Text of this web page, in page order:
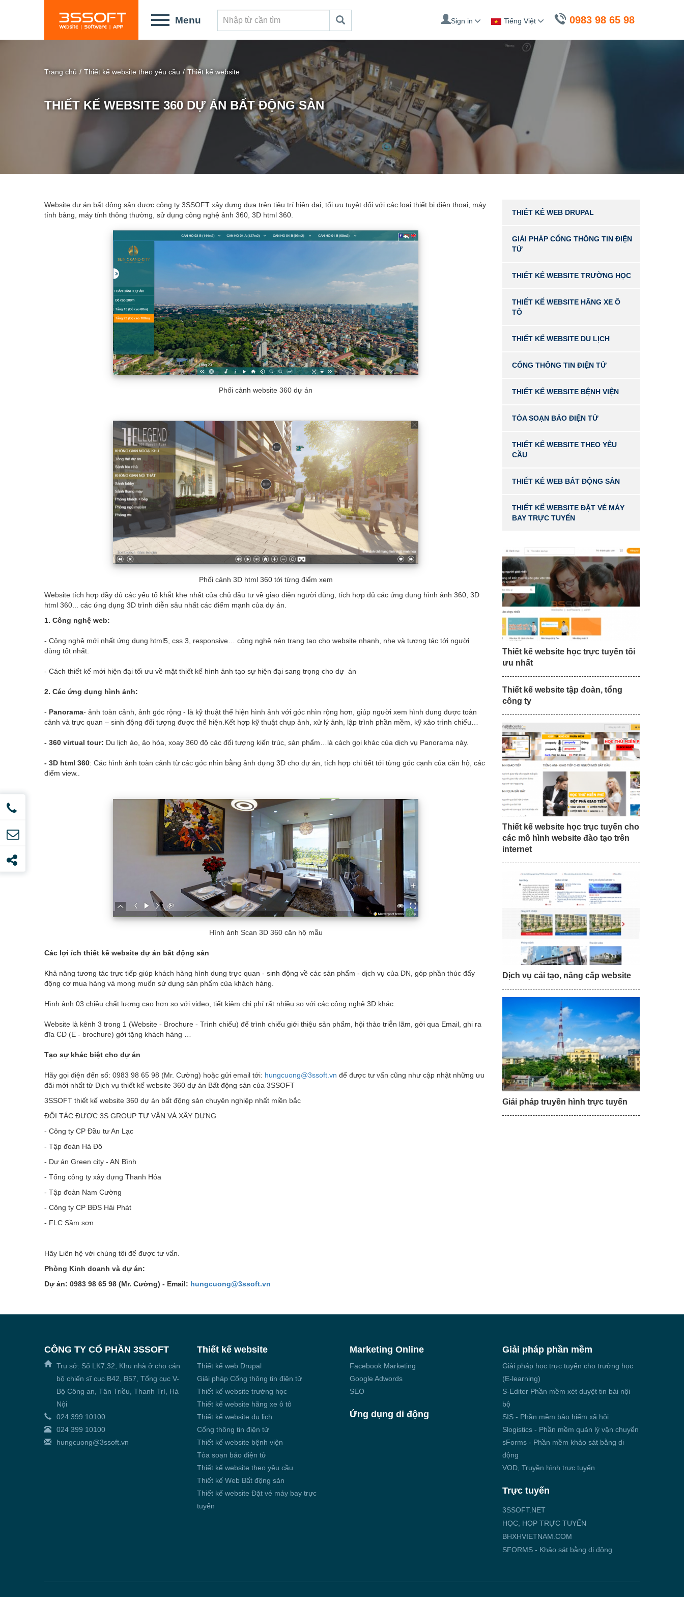
Menu Sign in Tiếng Việt 0983 98 65 98
THIẾT KẾ WEBSITE 360 DỰ ÁN BẤT ĐỘNG SẢN
Trang chủ / Thiết kế website theo yêu cầu / Thiết kế website
You
Website dự án bất động sản được công ty 3SSOFT xây dựng dựa trên tiêu trí hiện đại, tối ưu tuyệt đối với các loại thiết bị điện thoại, máy
tính bảng, máy tính thông thường, sử dụng công nghệ ảnh 360, 3D html 360.
Phối cảnh website 360 dự án
Phối cảnh 3D html 360 tới từng điểm xem
Website tích hợp đầy đủ các yếu tố khắt khe nhất của chủ đầu tư về giao diện người dùng, tích hợp đủ các ứng dụng hình ảnh 360, 3D
html 360... các ứng dụng 3D trình diễn sâu nhất các điểm mạnh của dự án.
1. Công nghệ web:
- Công nghệ mới nhất ứng dụng html5, css 3, responsive… công nghệ nén trang tạo cho website nhanh, nhẹ và tương tác tới người
dùng tốt nhất.
- Cách thiết kế mới hiện đại tối ưu về mặt thiết kế hình ảnh tạo sự hiện đại sang trọng cho dự án
2. Các ứng dụng hình ảnh:
- Panorama- ảnh toàn cảnh, ảnh góc rộng - là kỹ thuật thể hiện hình ảnh với góc nhìn rộng hơn, giúp người xem hình dung được toàn
cảnh và trực quan – sinh động đối tượng được thể hiện.Kết hợp kỹ thuật chụp ảnh, xử lý ảnh, lập trình phần mềm, kỹ xảo trình chiếu…
- 360 virtual tour: Du lịch ảo, ảo hóa, xoay 360 độ các đối tượng kiến trúc, sản phẩm…là cách gọi khác của dịch vụ Panorama này.
- 3D html 360: Các hình ảnh toàn cảnh từ các góc nhìn bằng ảnh dựng 3D cho dự án, tích hợp chi tiết tới từng góc cạnh của căn hộ, các
điểm view..
Hình ảnh Scan 3D 360 căn hộ mẫu
Các lợi ích thiết kế website dự án bất động sản
Khả năng tương tác trực tiếp giúp khách hàng hình dung trực quan - sinh động về các sản phẩm - dịch vụ của DN, góp phần thúc đẩy
động cơ mua hàng và mong muốn sử dụng sản phẩm của khách hàng.
Hình ảnh 03 chiều chất lượng cao hơn so với video, tiết kiệm chi phí rất nhiều so với các công nghệ 3D khác.
Website là kênh 3 trong 1 (Website - Brochure - Trình chiếu) để trình chiếu giới thiệu sản phẩm, hội thảo triễn lãm, gởi qua Email, ghi ra
đĩa CD (E - brochure) gởi tặng khách hàng …
Tạo sự khác biệt cho dự án
Hãy gọi điện đến số: 0983 98 65 98 (Mr. Cường) hoặc gửi email tới: hungcuong@3ssoft.vn để được tư vấn cũng như cập nhật những ưu
đãi mới nhất từ Dịch vụ thiết kế website 360 dự án Bất động sản của 3SSOFT
3SSOFT thiết kế website 360 dự án bất động sản chuyên nghiệp nhất miền bắc
ĐỐI TÁC ĐƯỢC 3S GROUP TƯ VẤN VÀ XÂY DỰNG
- Công ty CP Đầu tư An Lạc
- Tập đoàn Hà Đô
- Dự án Green city - AN Bình
- Tổng công ty xây dựng Thanh Hóa
- Tập đoàn Nam Cường
- Công ty CP BĐS Hải Phát
- FLC Sầm sơn
Hãy Liên hệ với chúng tôi để được tư vấn.
Phòng Kinh doanh và dự án:
Dự án: 0983 98 65 98 (Mr. Cường) - Email: hungcuong@3ssoft.vn
THIẾT KẾ WEB DRUPAL
GIẢI PHÁP CỔNG THÔNG TIN ĐIỆN
TỬ
THIẾT KẾ WEBSITE TRƯỜNG HỌC
THIẾT KẾ WEBSITE HÃNG XE Ô
TÔ
THIẾT KẾ WEBSITE DU LỊCH
CỔNG THÔNG TIN ĐIỆN TỬ
THIẾT KẾ WEBSITE BỆNH VIỆN
TÒA SOẠN BÁO ĐIỆN TỬ
THIẾT KẾ WEBSITE THEO YÊU
CẦU
THIẾT KẾ WEB BẤT ĐỘNG SẢN
THIẾT KẾ WEBSITE ĐẶT VÉ MÁY
BAY TRỰC TUYẾN
Thiết kế website học trực tuyến tối
ưu nhất
Thiết kế website tập đoàn, tổng
công ty
Thiết kế website học trục tuyến cho
các mô hình website đào tạo trên
internet
Dịch vụ cải tạo, nâng cấp website
Giải pháp truyền hình trực tuyến
CÔNG TY CỔ PHẦN 3SSOFT
Trụ sở: Số LK7,32, Khu nhà ở cho cán
bộ chiến sĩ cục B42, B57, Tổng cục V-
Bộ Công an, Tân Triều, Thanh Trì, Hà
Nội
024 399 10100
024 399 10100
hungcuong@3ssoft.vn
Thiết kế website
Thiết kế web Drupal
Giải pháp Cổng thông tin điện tử
Thiết kế website trường học
Thiết kế website hãng xe ô tô
Thiết kế website du lịch
Cổng thông tin điện tử
Thiết kế website bệnh viện
Tòa soạn báo điện tử
Thiết kế website theo yêu cầu
Thiết kế Web Bất động sản
Thiết kế website Đặt vé máy bay trực
tuyến
Marketing Online
Facebook Marketing
Google Adwords
SEO
Ứng dụng di động
Giải pháp phần mềm
Giải pháp học trực tuyến cho trường học
(E-learning)
S-Editer Phần mềm xét duyệt tin bài nội
bộ
SIS - Phần mềm bảo hiểm xã hội
Slogistics - Phần mềm quản lý vận chuyển
sForms - Phần mềm khảo sát bằng di
động
VOD, Truyền hình trực tuyến
Trực tuyến
3SSOFT.NET
HỌC, HỌP TRỰC TUYẾN
BHXHVIETNAM.COM
SFORMS - Khảo sát bằng di động